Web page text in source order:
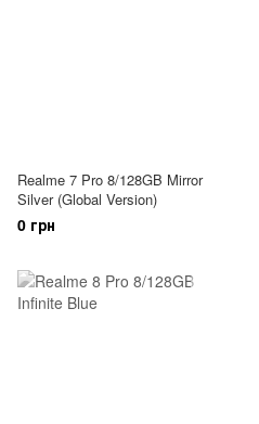
Realme 7 Pro 8/128GB Mirror
Silver (Global Version)
0 грн